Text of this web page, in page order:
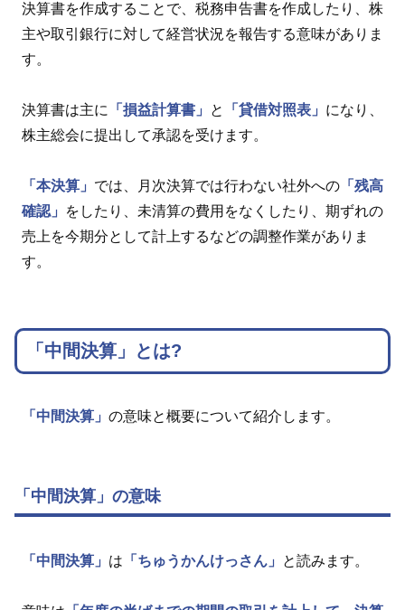
決算書を作成することで、税務申告書を作成したり、株
主や取引銀行に対して経営状況を報告する意味がありま
す。
決算書は主に 「損益計算書」 と 「貸借対照表」 になり、
株主総会に提出して承認を受けます。
「本決算」 では、月次決算では行わない社外への 「残高
確認」
をしたり、未清算の費用をなくしたり、期ずれの
売上を今期分として計上するなどの調整作業がありま
す。
「中間決算」とは?
「中間決算」 の意味と概要について紹介します。
「中間決算」の意味
「中間決算」 は 「ちゅうかんけっさん」 と読みます。